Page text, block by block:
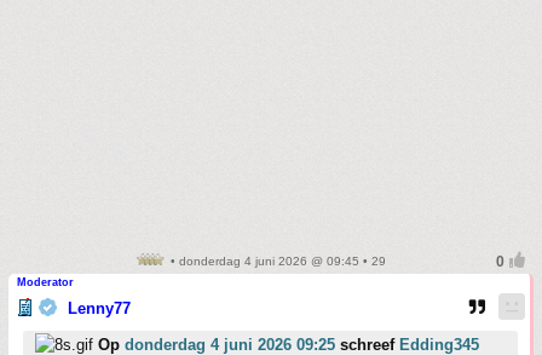
• donderdag 4 juni 2026 @ 09:45 • 29
Moderator
Lenny77
Op donderdag 4 juni 2026 09:25 schreef Edding345